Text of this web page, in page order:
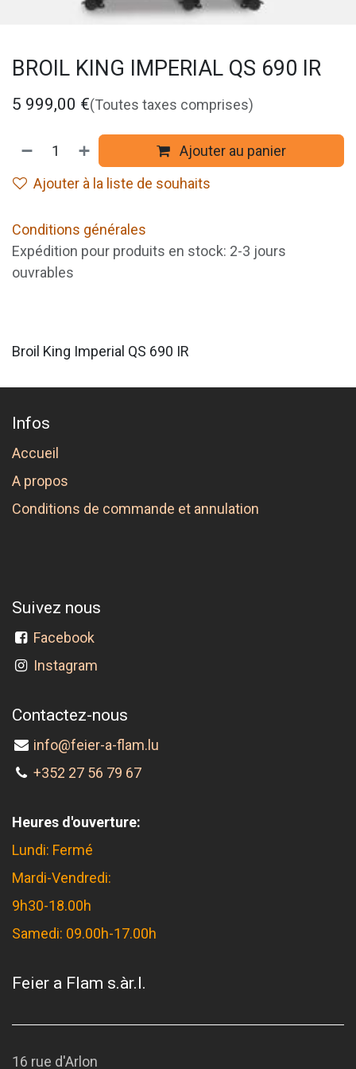
BROIL KING IMPERIAL QS 690 IR
5 999,00 €(Toutes taxes comprises)
Ajouter au panier
Ajouter à la liste de souhaits
Conditions générales
Expédition pour produits en stock: 2-3 jours
ouvrables
Broil King Imperial QS 690 IR
Infos
Accueil
A propos
Conditions de commande et annulation
Suivez nous
Facebook
Instagram
Contactez-nous
info@feier-a-flam.lu
+352 27 56 79 67
Heures d'ouverture:
Lundi: Fermé
Mardi-Vendredi:
9h30-18.00h
Samedi: 09.00h-17.00h
Feier a Flam s.àr.l.
16 rue d'Arlon